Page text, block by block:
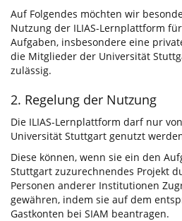
Auf Folgendes möchten wir
Nutzung der ILIAS-Lernplattform
Aufgaben, insbesondere eine
die Mitglieder der Universität
zulässig.
2. Regelung der Nutzung
Die ILIAS-Lernplattform darf nur
Universität Stuttgart genutzt
Diese können, wenn sie ein den
Stuttgart zuzurechnendes Projekt
Personen anderer Institutionen
gewähren, indem sie auf dem
Gastkonten bei SIAM beantragen.